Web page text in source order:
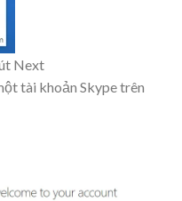
Next
tài khoản Skype trên